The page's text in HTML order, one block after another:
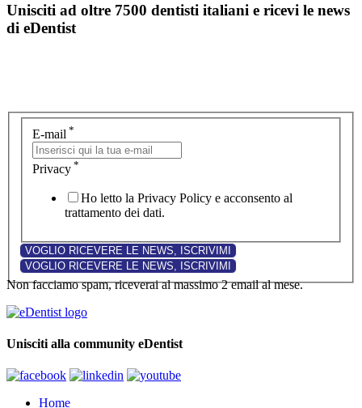
Unisciti ad oltre 7500 dentisti italiani e ricevi le news
di eDentist
E-mail *
Privacy *
Ho letto la Privacy Policy e acconsento al
trattamento dei dati.
Non facciamo spam, riceverai al massimo 2 email al mese.
Unisciti alla community eDentist
Home